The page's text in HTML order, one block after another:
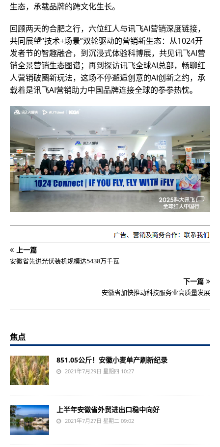
生态，承载品牌的跨文化生长。
回顾两天的合肥之行，六位红人与讯飞AI营销深度链接，
共同展望“技术+场景”双轮驱动的营销新生态：从1024开
发者节的智趣融合，到沉浸式体验科博展，共见讯飞AI营
销全景营销生态图谱；再到探访讯飞全球AI总部，畅聊红
人营销破圈新玩法，这场不停邂逅创意的AI创新之约，承
载着是讯飞AI营销助力中国品牌连接全球的拳拳热忱。
上一篇
安徽省先进光伏装机规模达5438万千瓦
下一篇
安徽省加快推动科技服务业高质量发展
焦点
851.05公斤！安徽小麦单产刷新纪录
2021年7月29日 星期四 10:27
上半年安徽省外贸进出口稳中向好
2021年7月27日 星期二 09:02